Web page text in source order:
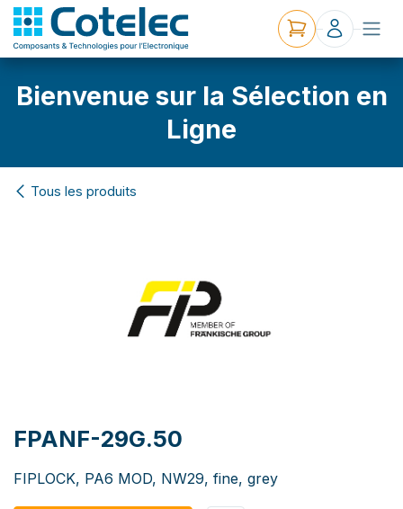
Bienvenue sur la Sélection en
Ligne
Tous les produits
FPANF-29G.50
FIPLOCK, PA6 MOD, NW29, fine, grey